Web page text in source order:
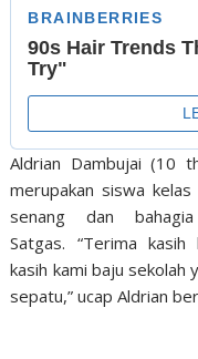
Aldrian Dambujai (10
merupakan siswa
senang dan
Satgas. “Terima kasih
kasih kami baju sekolah
sepatu,” ucap Aldrian